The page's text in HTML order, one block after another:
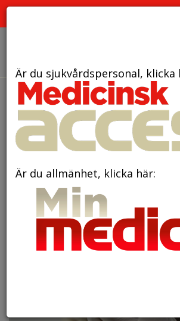
den 19 februari 2024
Revolutionerande
blodprov förändrar
för schizofreni:
behandling nu inom
Är du sjukvårdspersonal, klicka
Är du allmänhet, klicka här: